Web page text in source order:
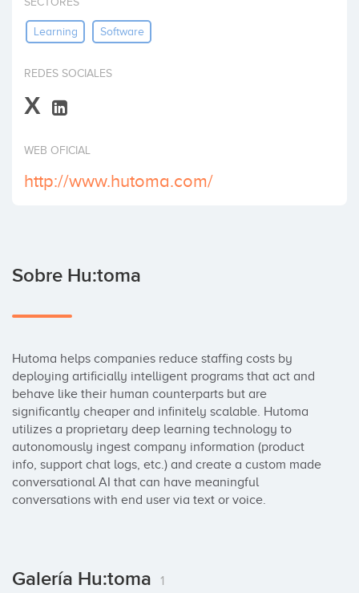
Learning Software
REDES SOCIALES
X
WEB OFICIAL
http://www.hutoma.com/
Sobre Hu:toma
Hutoma helps companies reduce staffing costs by
deploying artificially intelligent programs that act and
behave like their human counterparts but are
significantly cheaper and infinitely scalable. Hutoma
utilizes a proprietary deep learning technology to
autonomously ingest company information (product
info, support chat logs, etc.) and create a custom made
conversational AI that can have meaningful
conversations with end user via text or voice.
Galería Hu:toma 1